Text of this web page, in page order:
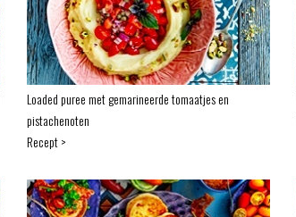
Loaded puree met gemarineerde tomaatjes en
pistachenoten
Recept >